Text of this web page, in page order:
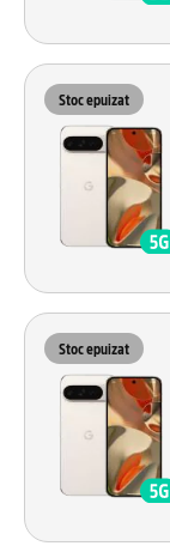
Stoc epuizat
Stoc epuizat